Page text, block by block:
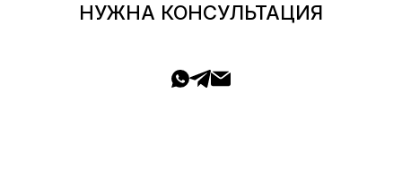
НУЖНА КОНСУЛЬТАЦИЯ